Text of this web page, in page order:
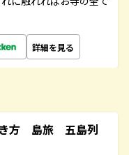
詳細を見る
方 島旅 五島列